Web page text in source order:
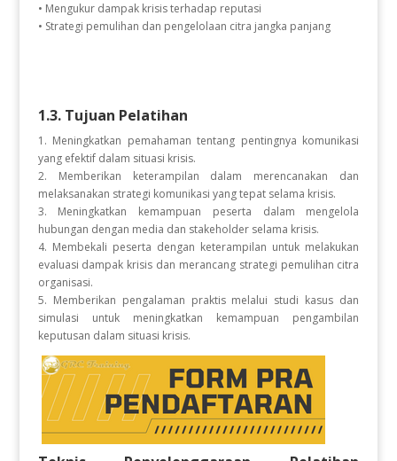
• Mengukur dampak krisis terhadap reputasi
• Strategi pemulihan dan pengelolaan citra jangka panjang
1.3. Tujuan Pelatihan
1. Meningkatkan pemahaman tentang pentingnya komunikasi
yang efektif dalam situasi krisis.
2. Memberikan keterampilan dalam merencanakan dan
melaksanakan strategi komunikasi yang tepat selama krisis.
3. Meningkatkan kemampuan peserta dalam mengelola
hubungan dengan media dan stakeholder selama krisis.
4. Membekali peserta dengan keterampilan untuk melakukan
evaluasi dampak krisis dan merancang strategi pemulihan citra
organisasi.
5. Memberikan pengalaman praktis melalui studi kasus dan
simulasi untuk meningkatkan kemampuan pengambilan
keputusan dalam situasi krisis.